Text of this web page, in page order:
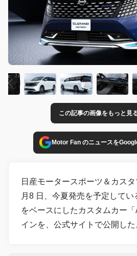
この記事の画像をもっと見
Motor Fan のニュースを
日産モータースポーツ＆カス
月8 日、今夏発売を予定して
をベースにしたカスタムカー
インを、公式サイトで公開した